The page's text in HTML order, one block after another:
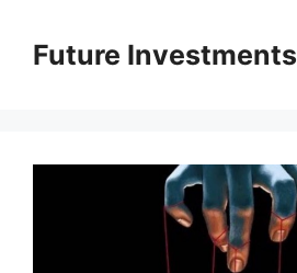
вмістуFuture Investments